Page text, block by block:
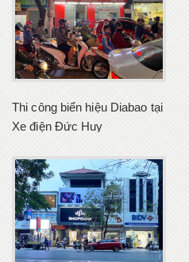
Thi công biển hiệu Diabao tại
Xe điện Đức Huy